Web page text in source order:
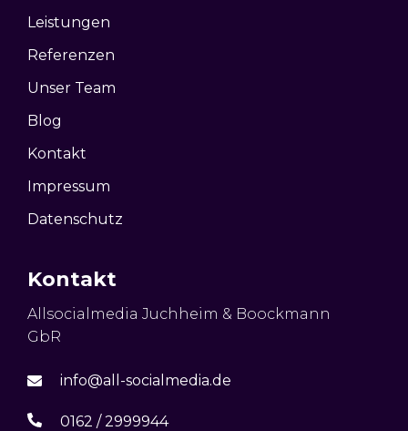
Leistungen
Referenzen
Unser Team
Blog
Kontakt
Impressum
Datenschutz
Kontakt
Allsocialmedia Juchheim & Boockmann
GbR
info@all-socialmedia.de
0162 / 2999944